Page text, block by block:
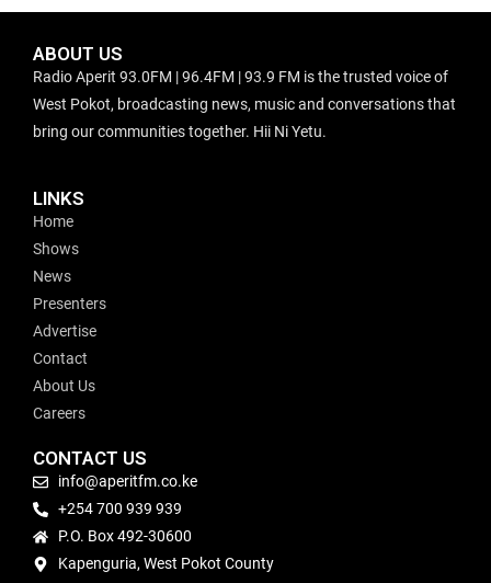
ABOUT US
Radio Aperit 93.0FM | 96.4FM | 93.9 FM is the trusted voice of
West Pokot, broadcasting news, music and conversations that
bring our communities together. Hii Ni Yetu.
LINKS
Home
Shows
News
Presenters
Advertise
Contact
About Us
Careers
CONTACT US
info@aperitfm.co.ke
+254 700 939 939
P.O. Box 492-30600
Kapenguria, West Pokot County